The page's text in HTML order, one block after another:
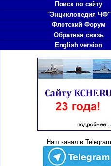
Поиск по сайту
"Энциклопедия ЧФ"
Флотский Форум
Обратная связь
English version
Наш канал в Telegram